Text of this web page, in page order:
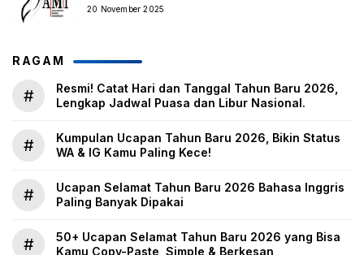
20 November 2025
RAGAM
#
Resmi! Catat Hari dan Tanggal Tahun Baru 2026,
Lengkap Jadwal Puasa dan Libur Nasional.
#
Kumpulan Ucapan Tahun Baru 2026, Bikin Status
WA & IG Kamu Paling Kece!
#
Ucapan Selamat Tahun Baru 2026 Bahasa Inggris
Paling Banyak Dipakai
#
50+ Ucapan Selamat Tahun Baru 2026 yang Bisa
Kamu Copy-Paste, Simple & Berkesan